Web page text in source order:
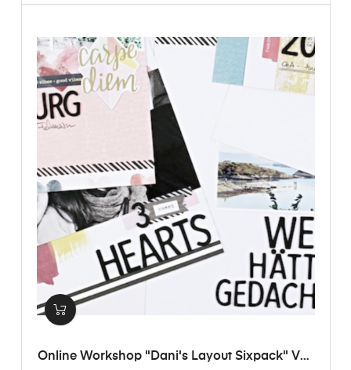
Online Workshop "Dani's Layout Sixpack" Vol.